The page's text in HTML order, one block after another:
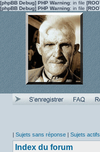
[phpBB Debug] PHP Warning: in file
[phpBB Debug] PHP Warning: in file
| Sujets sans réponse | Sujets actifs
Index du forum